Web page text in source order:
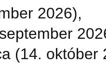
2026),
(14. október